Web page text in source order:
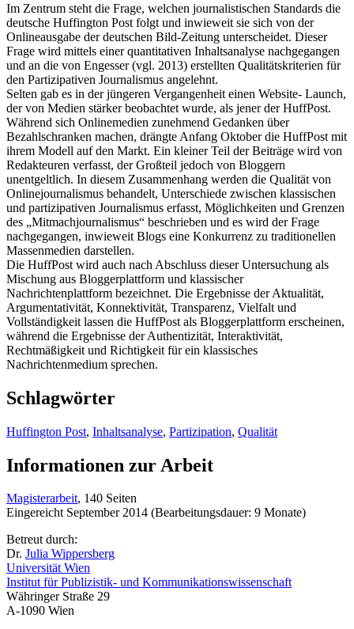
Im Zentrum steht die Frage, welchen journalistischen Standards die
deutsche Huffington Post folgt und inwieweit sie sich von der
Onlineausgabe der deutschen Bild-Zeitung unterscheidet. Dieser
Frage wird mittels einer quantitativen Inhaltsanalyse nachgegangen
und an die von Engesser (vgl. 2013) erstellten Qualitätskriterien für
den Partizipativen Journalismus angelehnt.
Selten gab es in der jüngeren Vergangenheit einen Website- Launch,
der von Medien stärker beobachtet wurde, als jener der HuffPost.
Während sich Onlinemedien zunehmend Gedanken über
Bezahlschranken machen, drängte Anfang Oktober die HuffPost mit
ihrem Modell auf den Markt. Ein kleiner Teil der Beiträge wird von
Redakteuren verfasst, der Großteil jedoch von Bloggern
unentgeltlich. In diesem Zusammenhang werden die Qualität von
Onlinejournalismus behandelt, Unterschiede zwischen klassischen
und partizipativen Journalismus erfasst, Möglichkeiten und Grenzen
des „Mitmachjournalismus“ beschrieben und es wird der Frage
nachgegangen, inwieweit Blogs eine Konkurrenz zu traditionellen
Massenmedien darstellen.
Die HuffPost wird auch nach Abschluss dieser Untersuchung als
Mischung aus Bloggerplattform und klassischer
Nachrichtenplattform bezeichnet. Die Ergebnisse der Aktualität,
Argumentativität, Konnektivität, Transparenz, Vielfalt und
Vollständigkeit lassen die HuffPost als Bloggerplattform erscheinen,
während die Ergebnisse der Authentizität, Interaktivität,
Rechtmäßigkeit und Richtigkeit für ein klassisches
Nachrichtenmedium sprechen.
Schlagwörter
Huffington Post, Inhaltsanalyse, Partizipation, Qualität
Informationen zur Arbeit
Magisterarbeit, 140 Seiten
Eingereicht September 2014 (Bearbeitungsdauer: 9 Monate)
Betreut durch:
Dr. Julia Wippersberg
Universität Wien
Institut für Publizistik- und Kommunikationswissenschaft
Währinger Straße 29
A-1090 Wien